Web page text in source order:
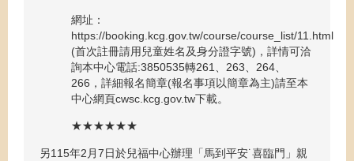
網址：
https://booking.kcg.gov.tw/course/course_list/11.html
(首次註冊請用兒童姓名及身分證字號)，詳情可洽
詢本中心電話:3850535轉261、263、264、
266，詳細報名簡章(報名事項以簡章為主)請至本
中心網頁cwsc.kcg.gov.tw下載。
★★★★★★
另115年2月7日於兒福中心辦理「馬到平安˙喜臨門」親